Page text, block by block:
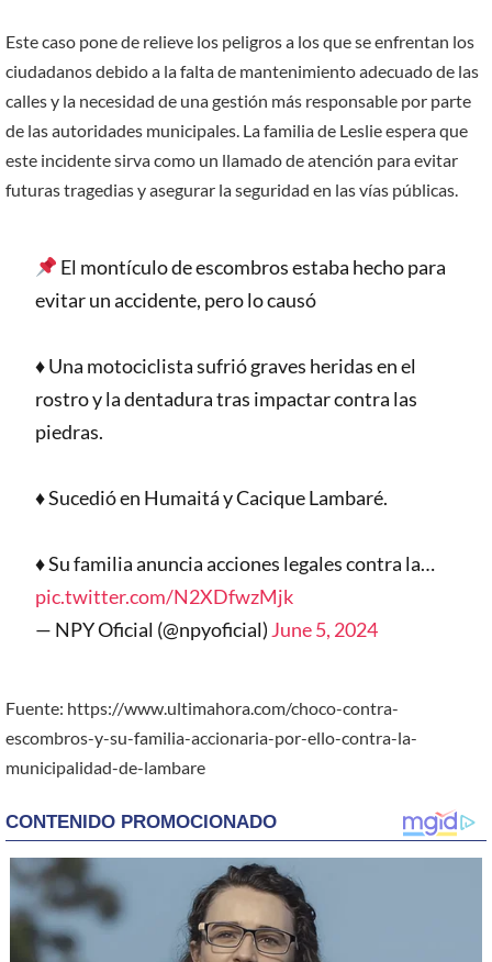
Este caso pone de relieve los peligros a los que se enfrentan los
ciudadanos debido a la falta de mantenimiento adecuado de las
calles y la necesidad de una gestión más responsable por parte
de las autoridades municipales. La familia de Leslie espera que
este incidente sirva como un llamado de atención para evitar
futuras tragedias y asegurar la seguridad en las vías públicas.
El montículo de escombros estaba hecho para
evitar un accidente, pero lo causó
♦️ Una motociclista sufrió graves heridas en el
rostro y la dentadura tras impactar contra las
piedras.
♦️ Sucedió en Humaitá y Cacique Lambaré.
♦️ Su familia anuncia acciones legales contra la…
pic.twitter.com/N2XDfwzMjk
— NPY Oficial (@npyoficial)June 5, 2024
Fuente: https://www.ultimahora.com/choco-contra-
escombros-y-su-familia-accionaria-por-ello-contra-la-
municipalidad-de-lambare